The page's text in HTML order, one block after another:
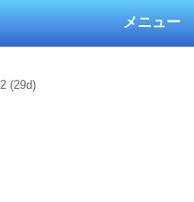
メニュー
(29d)